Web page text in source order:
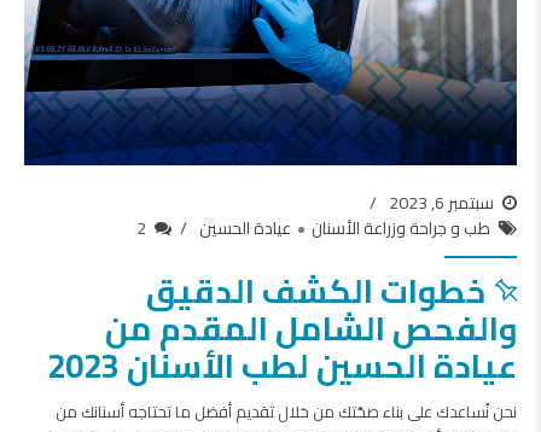
سبتمبر 6, 2023
طب و جراحة وزراعة الأسنان
عيادة الحسين 2
خطوات الكشف الدقيق
والفحص الشامل المقدم من
عيادة الحسين لطب الأسنان 2023
نحن نُساعدك على بناء صحّتك من خلال تقديم أفضل ما تحتاجه أسنانك من